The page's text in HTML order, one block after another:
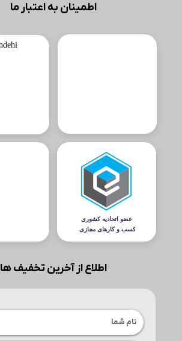
اطمینان به اعتبار ما
اطلاع از آخرین تخفیف ها